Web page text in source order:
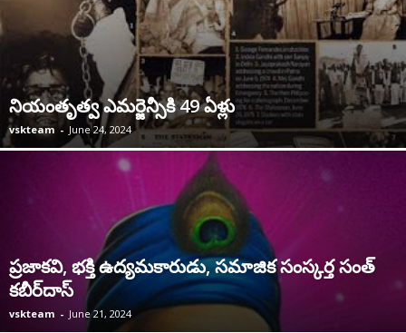
నియంతృత్వ ఎమర్జెన్సీకి 49 ఏళ్లు
vskteam - June 24, 2024
ప్రజాకవి, భక్తి ఉద్యమకారుడు, సమాజిక సంస్కర్త సంత్‌
కబీర్‌దాస్‌
vskteam - June 21, 2024